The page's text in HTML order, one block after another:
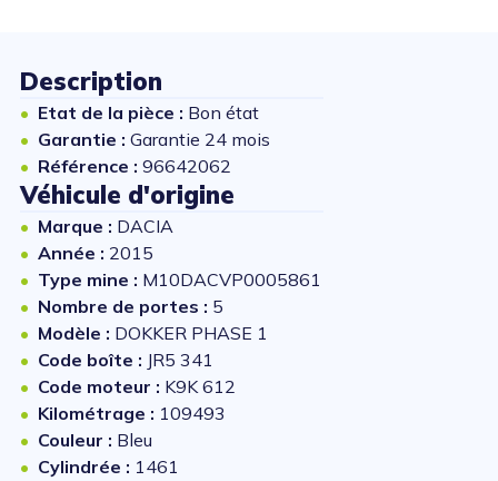
Description
Etat de la pièce : Bon état
Garantie : Garantie 24 mois
Référence : 96642062
Véhicule d'origine
Marque : DACIA
Année : 2015
Type mine : M10DACVP0005861
Nombre de portes : 5
Modèle : DOKKER PHASE 1
Code boîte : JR5 341
Code moteur : K9K 612
Kilométrage : 109493
Couleur : Bleu
Cylindrée : 1461